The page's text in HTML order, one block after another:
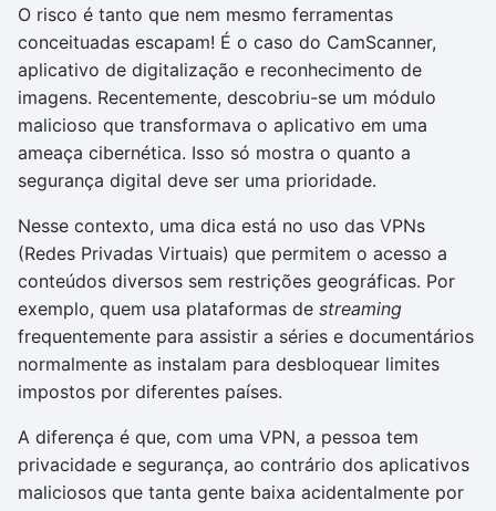
O risco é tanto que nem mesmo ferramentas
conceituadas escapam! É o caso do CamScanner,
aplicativo de digitalização e reconhecimento de
imagens. Recentemente, descobriu-se um módulo
malicioso que transformava o aplicativo em uma
ameaça cibernética. Isso só mostra o quanto a
segurança digital deve ser uma prioridade.
Nesse contexto, uma dica está no uso das VPNs
(Redes Privadas Virtuais) que permitem o acesso a
conteúdos diversos sem restrições geográficas. Por
exemplo, quem usa plataformas de streaming
frequentemente para assistir a séries e documentários
normalmente as instalam para desbloquear limites
impostos por diferentes países.
A diferença é que, com uma VPN, a pessoa tem
privacidade e segurança, ao contrário dos aplicativos
maliciosos que tanta gente baixa acidentalmente por